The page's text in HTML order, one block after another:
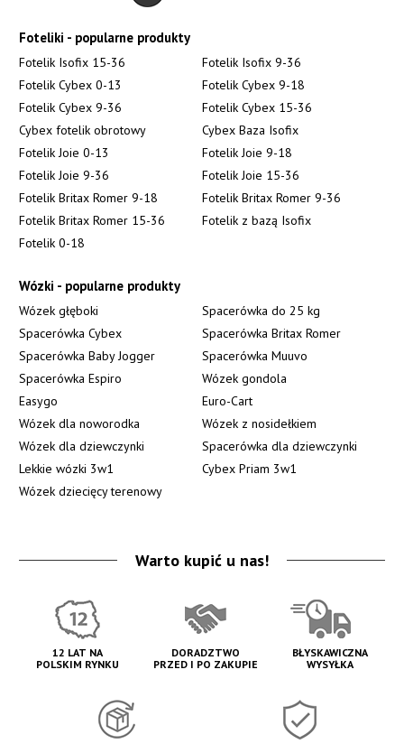
Foteliki - popularne produkty
Fotelik Isofix 15-36
Fotelik Isofix 9-36
Fotelik Cybex 0-13
Fotelik Cybex 9-18
Fotelik Cybex 9-36
Fotelik Cybex 15-36
Cybex fotelik obrotowy
Cybex Baza Isofix
Fotelik Joie 0-13
Fotelik Joie 9-18
Fotelik Joie 9-36
Fotelik Joie 15-36
Fotelik Britax Romer 9-18
Fotelik Britax Romer 9-36
Fotelik Britax Romer 15-36
Fotelik z bazą Isofix
Fotelik 0-18
Wózki - popularne produkty
Wózek głęboki
Spacerówka do 25 kg
Spacerówka Cybex
Spacerówka Britax Romer
Spacerówka Baby Jogger
Spacerówka Muuvo
Spacerówka Espiro
Wózek gondola
Easygo
Euro-Cart
Wózek dla noworodka
Wózek z nosidełkiem
Wózek dla dziewczynki
Spacerówka dla dziewczynki
Lekkie wózki 3w1
Cybex Priam 3w1
Wózek dziecięcy terenowy
Warto kupić u nas!
12 LAT NA
POLSKIM RYNKU
DORADZTWO
PRZED I PO ZAKUPIE
BŁYSKAWICZNA
WYSYŁKA